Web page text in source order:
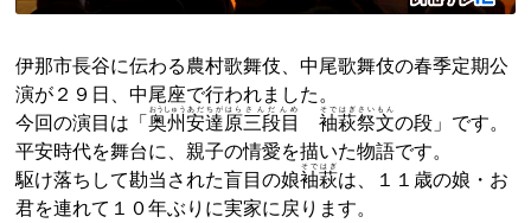
伊那市長谷に伝わる農村歌舞伎、中尾歌舞伎の春季定期公
演が２９日、中尾座で行われました。
今回の演目は「奥州
おうしゅう
安達
あだちが
原
はら
三段目
さんだんめ
袖
そで
萩
はぎ
祭文
さいもん
の段」です。
平安時代を舞台に、親子の情愛を描いた物語です。
駆け落ちして勘当された盲目の娘袖
そで
萩
はぎ
は、１１歳の娘・お
君を連れて１０年ぶりに実家に戻ります。